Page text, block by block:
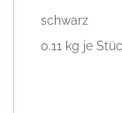
schwarz
0.11 kg je